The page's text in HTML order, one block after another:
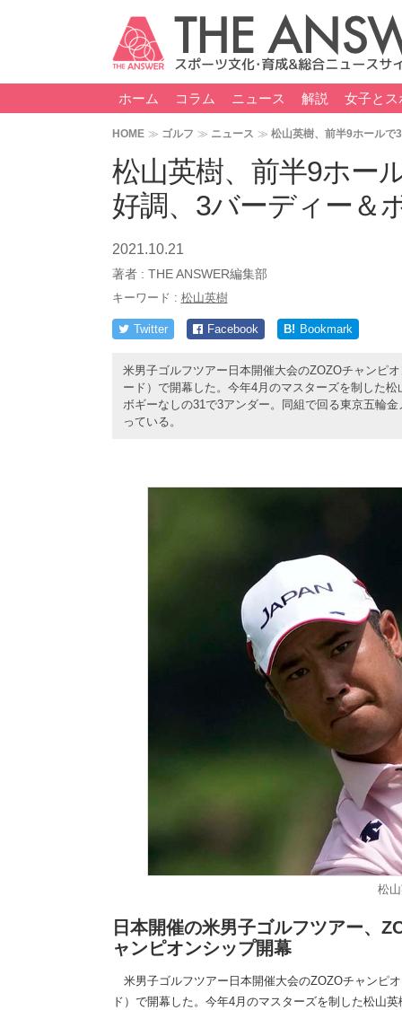
ホーム コラム ニュース 解説 女子とス
HOME ゴルフ ニュース 松山英樹、前半9ホール
松山英樹、前半9ホ
好調、3バーディー＆
2021.10.21
著者 : THE ANSWER編集部
キーワード : 松山英樹
Twitter Facebook B! Bookmark
米男子ゴルフツアー日本開催大会のZOZOチャンピ
ード）で開幕した。今年4月のマスターズを制した
ボギーなしの31で3アンダー。同組で回る東京五輪
っている。
松
日本開催の米男子ゴルフツアー、
ャンピオンシップ開幕
米男子ゴルフツアー日本開催大会のZOZOチャンピ
ド）で開幕した。今年4月のマスターズを制した松山